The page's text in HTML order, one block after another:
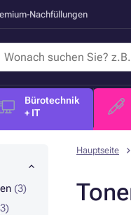
Nachfüllungen
Bürotechnik
+ IT
(3)
Hauptseite